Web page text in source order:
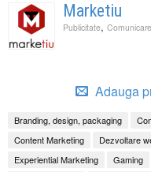
Marketiu
Publicitate,
Adauga
Branding, design, packaging
Content Marketing
Dezvoltare
Experiential Marketing
Gaming